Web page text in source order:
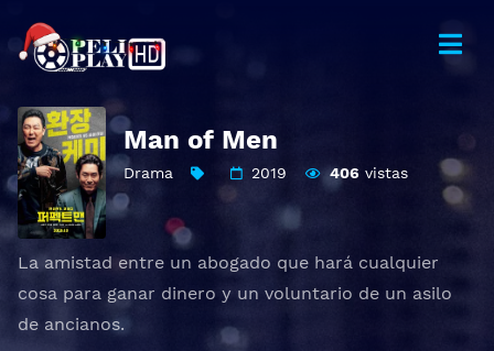
Man of Men
Drama 2019 406 vistas
La amistad entre un abogado que hará cualquier
cosa para ganar dinero y un voluntario de un asilo
de ancianos.